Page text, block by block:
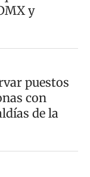
y
puestos
con
de la